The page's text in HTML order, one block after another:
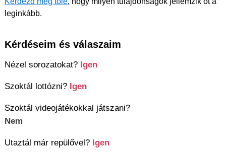
leginkább.
Kérdéseim és válaszaim
Nézel sorozatokat? Igen
Szoktál lottózni? Igen
Szoktál videojátékokkal játszani?
Nem
Utaztál már repülővel? Igen